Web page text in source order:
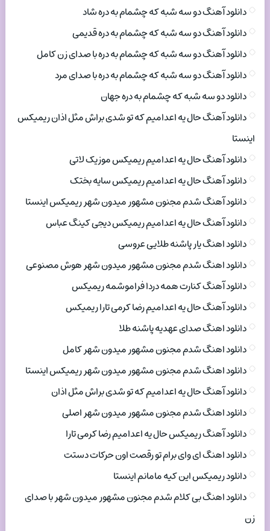
دانلود آهنگ دو سه شبه که چشمام به دره شاد
دانلود آهنگ دو سه شبه که چشمام به دره قدیمی
دانلود آهنگ دو سه شبه که چشمام به دره با صدای زن کامل
دانلود آهنگ دو سه شبه که چشمام به دره با صدای مرد
دانلود دو سه شبه که چشمام به دره جهان
دانلود آهنگ حال یه اعدامیم که تو شدی براش مثل اذان ریمیکس
اینستا
دانلود آهنگ حال یه اعدامیم ریمیکس موزیک لاتی
دانلود آهنگ حال یه اعدامیم ریمیکس سایه بختک
دانلود آهنگ شدم مجنون مشهور میدون شهر ریمیکس اینستا
دانلود آهنگ حال یه اعدامیم ریمیکس دیجی کینگ عباس
دانلود اهنگ یار پاشنه طلایی عروسی
دانلود اهنگ شدم مجنون مشهور میدون شهر هوش مصنوعی
دانلود آهنگ کنارت همه دردا فراموشمه ریمیکس
دانلود آهنگ حال یه اعدامیم رضا کرمی تارا ریمیکس
دانلود اهنگ صدای عهدیه پاشنه طلا
دانلود اهنگ شدم مجنون مشهور میدون شهر کامل
دانلود اهنگ شدم مجنون مشهور میدون شهر ریمیکس اینستا
دانلود آهنگ حال یه اعدامیم که تو شدی براش مثل اذان
دانلود اهنگ شدم مجنون مشهور میدون شهر اصلی
دانلود آهنگ ریمیکس حال یه اعدامیم رضا کرمی تارا
دانلود اهنگ ای وای برام تو رقصت اون حرکات دستت
دانلود ریمیکس این کیه مامانم اینستا
دانلود اهنگ بی کلام شدم مجنون مشهور میدون شهر با صدای
زن